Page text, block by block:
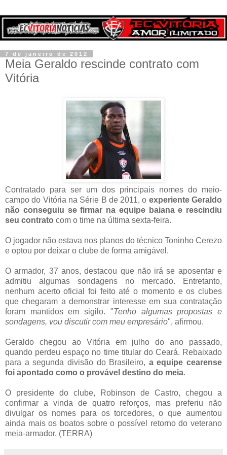
7 de janeiro de 2012
Meia Geraldo rescinde contrato com
Vitória
Contratado para ser um dos principais nomes do meio-
campo do Vitória na Série B de 2011, o experiente Geraldo
não conseguiu se firmar na equipe baiana e rescindiu
seu contrato com o time na última sexta-feira.
O jogador não estava nos planos do técnico Toninho Cerezo
e optou por deixar o clube de forma amigável.
O armador, 37 anos, destacou que não irá se aposentar e
admitiu algumas sondagens no mercado. Entretanto,
nenhum acerto oficial foi feito até o momento e os clubes
que chegaram a demonstrar interesse em sua contratação
foram mantidos em sigilo. "Tenho algumas propostas e
sondagens, vou discutir com meu empresário", afirmou.
Geraldo chegou ao Vitória em julho do ano passado,
quando perdeu espaço no time titular do Ceará. Rebaixado
para a segunda divisão do Brasileiro, a equipe cearense
foi apontado como o provável destino do meia.
O presidente do clube, Robinson de Castro, chegou a
confirmar a vinda de quatro reforços, mas preferiu não
divulgar os nomes para os torcedores, o que aumentou
ainda mais os boatos sobre o possível retorno do veterano
meia-armador. (TERRA)